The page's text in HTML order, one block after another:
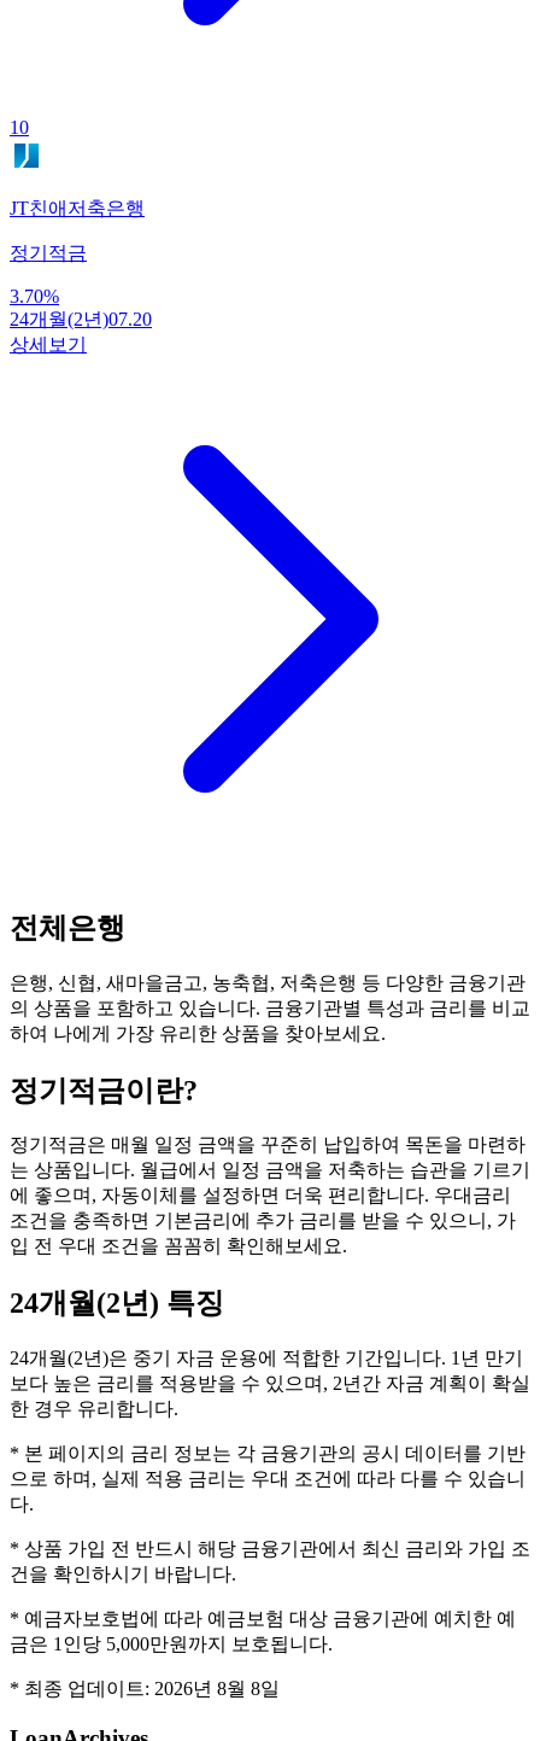
10
JT친애저축은행
정기적금
3.70%
24개월(2년)07.20
상세보기
전체은행
은행, 신협, 새마을금고, 농축협, 저축은행 등 다양한 금융기관
의 상품을 포함하고 있습니다. 금융기관별 특성과 금리를 비교
하여 나에게 가장 유리한 상품을 찾아보세요.
정기적금이란?
정기적금은 매월 일정 금액을 꾸준히 납입하여 목돈을 마련하
는 상품입니다. 월급에서 일정 금액을 저축하는 습관을 기르기
에 좋으며, 자동이체를 설정하면 더욱 편리합니다. 우대금리
조건을 충족하면 기본금리에 추가 금리를 받을 수 있으니, 가
입 전 우대 조건을 꼼꼼히 확인해보세요.
24개월(2년) 특징
24개월(2년)은 중기 자금 운용에 적합한 기간입니다. 1년 만기
보다 높은 금리를 적용받을 수 있으며, 2년간 자금 계획이 확실
한 경우 유리합니다.
* 본 페이지의 금리 정보는 각 금융기관의 공시 데이터를 기반
으로 하며, 실제 적용 금리는 우대 조건에 따라 다를 수 있습니
다.
* 상품 가입 전 반드시 해당 금융기관에서 최신 금리와 가입 조
건을 확인하시기 바랍니다.
* 예금자보호법에 따라 예금보험 대상 금융기관에 예치한 예
금은 1인당 5,000만원까지 보호됩니다.
* 최종 업데이트: 2026년 8월 8일